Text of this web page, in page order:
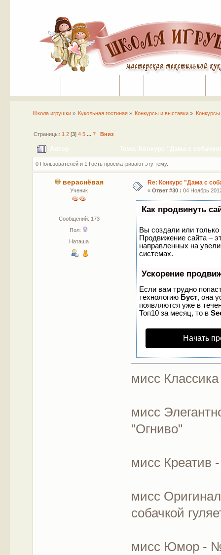
Школа игрушки» Кукольная гостиная » Конкурсы и выставки » Конкурсы
Страницы: 1 2[3] 4 5 ... 7 Вниз
Автор Тема: Конкурс "Дама с
0 Пользователей и 1 Гость просматривают эту тему.
вераснёвая
Ученик
Сообщений: 173
Пол:
Наташа
Re: Конкурс "Дама с
« Ответ #30 : 04 Ноябрь
Как продвинуть
Вы создали или только
Продвижение сайта –
направленных на
системах.
Ускорение
Если вам трудно
технологию Буст, она
появляются уже в
Топ10 за месяц, то в
Начать
мисс
мисс
"Огниво"
мисс Креатив
мисс
собачкой
мисс Юмор -